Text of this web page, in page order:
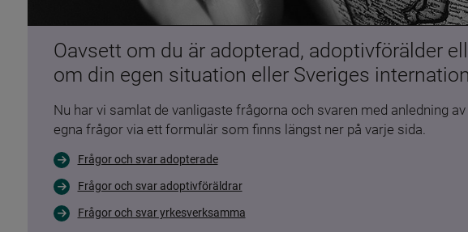
Oavsett om du är adopterad, adoptivförälder
om din egen situation eller Sveriges
Nu har vi samlat de vanligaste frågorna och svaren med anledning
egna frågor via ett formulär som finns längst ner på varje sida.
Frågor och svar adopterade
Frågor och svar adoptivföräldrar
Frågor och svar yrkesverksamma